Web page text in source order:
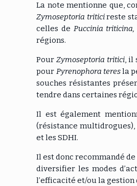
La note mentionne que,
Zymoseptoria triticireste
celles de Puccinia
régions.
PourZymoseptoria tritici, il
pour Pyrenophora teresla
souches résistantes
tendre dans certaines
Il est également
(résistance
et les SDHI.
Il est donc recommandé
diversifier les modes
l’efficacité et/ou la gestion